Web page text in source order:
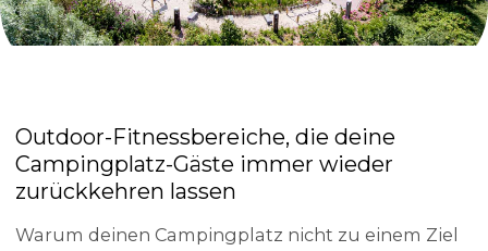
Outdoor-Fitnessbereiche, die deine
Campingplatz-Gäste immer wieder
zurückkehren lassen
Warum deinen Campingplatz nicht zu einem Ziel